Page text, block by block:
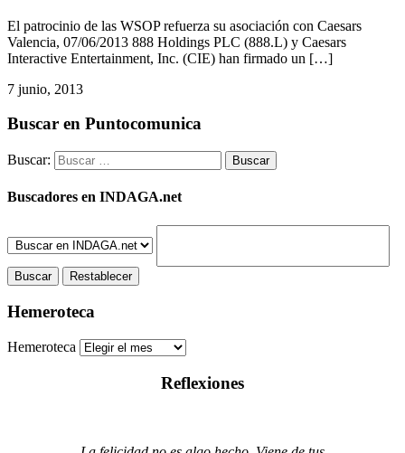
El patrocinio de las WSOP refuerza su asociación con Caesars
Valencia, 07/06/2013 888 Holdings PLC (888.L) y Caesars
Interactive Entertainment, Inc. (CIE) han firmado un […]
7 junio, 2013
Buscar en Puntocomunica
Buscar:
Buscadores en INDAGA.net
Hemeroteca
Hemeroteca
Reflexiones